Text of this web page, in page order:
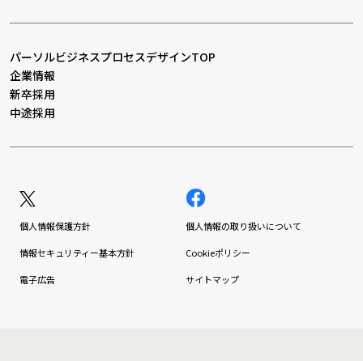
パーソルビジネスプロセスデザインTOP
企業情報
新卒採用
中途採用
個人情報保護方針 個人情報の取り扱いについて
情報セキュリティー基本方針 Cookieポリシー
電子広告 サイトマップ